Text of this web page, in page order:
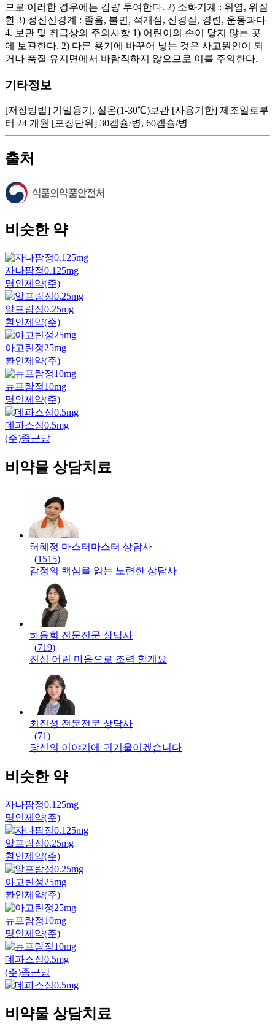
므로 이러한 경우에는 감량 투여한다. 2) 소화기계 : 위염, 위질
환 3) 정신신경계 : 졸음, 불면, 적개심, 신경질, 경련, 운동과다
4. 보관 및 취급상의 주의사항 1) 어린이의 손이 닿지 않는 곳
에 보관한다. 2) 다른 용기에 바꾸어 넣는 것은 사고원인이 되
거나 품질 유지면에서 바람직하지 않으므로 이를 주의한다.
기타정보
[저장방법] 기밀용기, 실온(1-30℃)보관 [사용기한] 제조일로부
터 24 개월 [포장단위] 30캡슐/병, 60캡슐/병
출처
비슷한 약
자나팜정0.125mg
명인제약(주)
알프람정0.25mg
환인제약(주)
아고틴정25mg
환인제약(주)
뉴프람정10mg
명인제약(주)
데파스정0.5mg
(주)종근당
비약물 상담치료
허혜정 마스터 마스터 상담사
(1515)
감정의 핵심을 읽는 노련한 상담사
하용희 전문전문 상담사
(719)
진심 어린 마음으로 조력 할게요
최진성 전문전문 상담사
(71)
당신의 이야기에 귀기울이겠습니다
비슷한 약
자나팜정0.125mg
명인제약(주)
알프람정0.25mg
환인제약(주)
아고틴정25mg
환인제약(주)
뉴프람정10mg
명인제약(주)
데파스정0.5mg
(주)종근당
비약물 상담치료